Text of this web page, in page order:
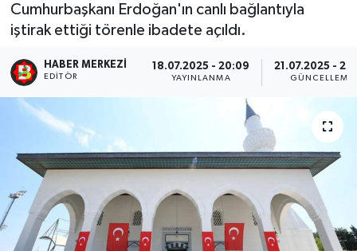
Cumhurbaşkanı Erdoğan'ın canlı bağlantıyla
iştirak ettiği törenle ibadete açıldı.
HABER MERKEZI
EDITÖR
18.07.2025 - 20:09
YAYINLANMA
21.07.2025 -
GÜNCELLEME